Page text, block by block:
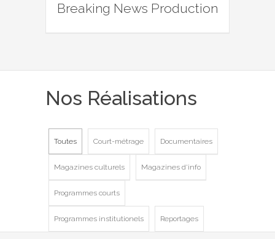
Breaking News Production
Nos Réalisations
Toutes Court-métrage Documentaires
Magazines culturels Magazines d'info
Programmes courts
Programmes institutionels Reportages